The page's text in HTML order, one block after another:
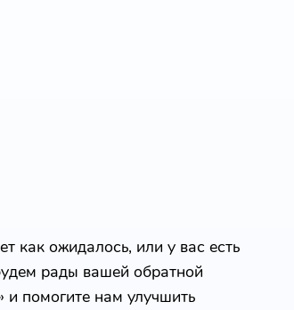
как ожидалось, или у вас есть
рады вашей обратной
и помогите нам улучшить